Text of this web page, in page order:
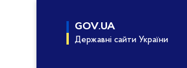
GOV.UA
Державні сайти України